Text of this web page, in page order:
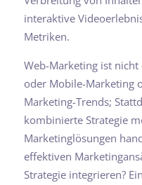
interaktive
Metriken.
Web-Marketing ist
oder Mobile-Marketing
Marketing-Trends;
kombinierte Strategie
Marketinglösungen
effektiven
Strategie integrieren?